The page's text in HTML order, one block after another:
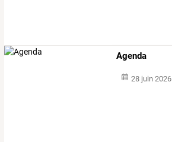
Agenda
28 juin 2026